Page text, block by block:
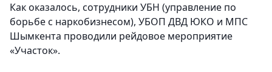
Как оказалось, сотрудники УБН (управление по
борьбе с наркобизнесом), УБОП ДВД ЮКО и МПС
Шымкента проводили рейдовое мероприятие
«Участок».